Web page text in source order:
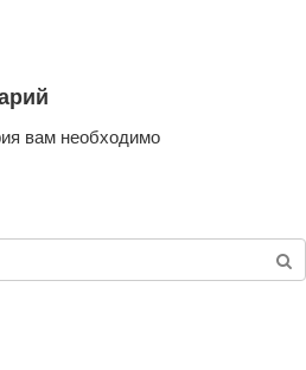
вам необходимо